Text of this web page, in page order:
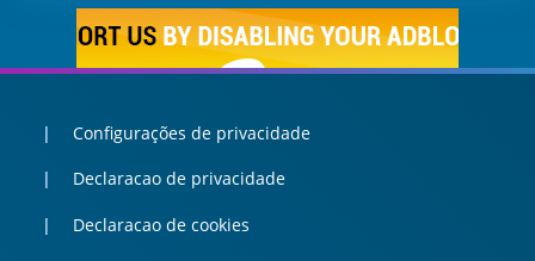
Configurações de privacidade
Declaracao de privacidade
Declaracao de cookies